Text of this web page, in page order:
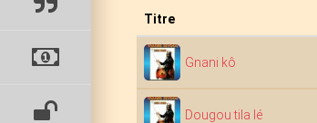
Titre
Gnani kô
Dougou tila lé